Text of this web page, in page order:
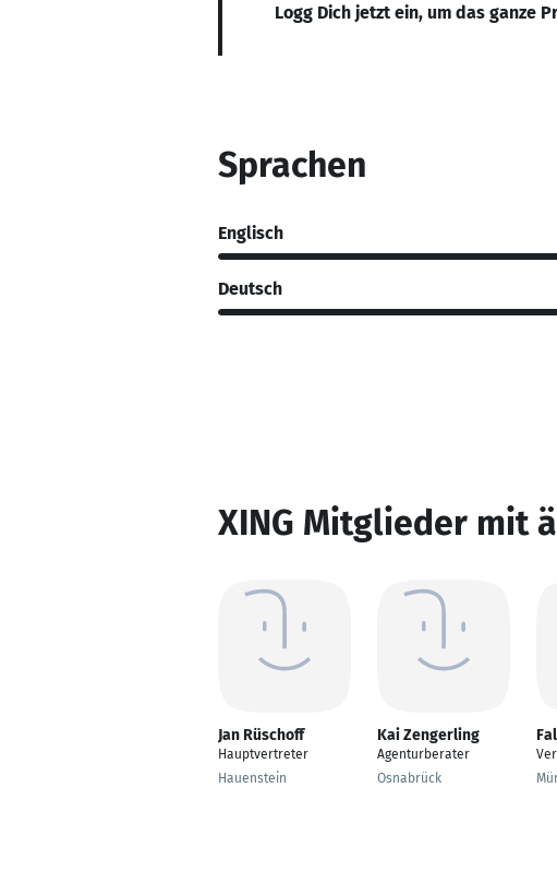
Logg Dich jetzt ein, um das ganze
Sprachen
Englisch
Deutsch
XING Mitglieder mit
Jan Rüschoff
Hauptvertreter
Hauenstein
Kai Zengerling
Agenturberater
Osnabrück